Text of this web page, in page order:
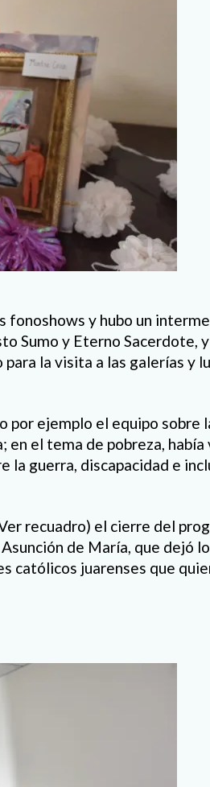
y hubo un
Sumo y Eterno Sacerdote, y
la visita a las galerías y
por ejemplo el equipo sobre
el tema de pobreza, había
la guerra, discapacidad e
recuadro) el cierre del
de María, que dejó
católicos juarenses que